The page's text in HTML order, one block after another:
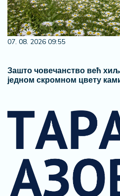
07. 08. 2026 09:55
Зашто човечанство већ
једном скромном цвету